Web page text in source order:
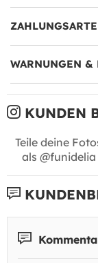
WARNUNGEN &
KUNDEN
Teile deine
als @funidelia